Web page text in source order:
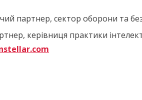
партнер, сектор оборони та
керівниця практики